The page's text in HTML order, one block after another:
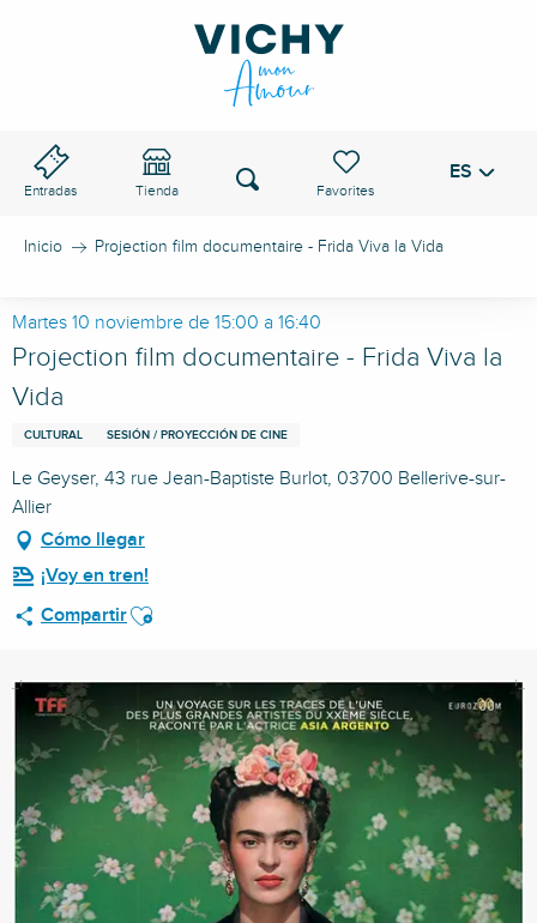
Entradas Tienda
Voir les favoris
Buscar ES
Inicio Projection film documentaire - Frida Viva la Vida
Martes 10 noviembre de 15:00 a 16:40
Projection film documentaire - Frida Viva la
Vida
CULTURAL SESIÓN / PROYECCIÓN DE CINE
Le Geyser, 43 rue Jean-Baptiste Burlot, 03700 Bellerive-sur-
Allier
Cómo llegar
¡Voy en tren!
CompartirAjouter aux favoris